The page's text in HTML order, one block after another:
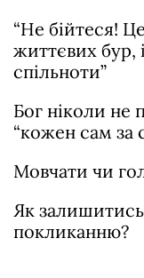
“Не бійтеся!
життєвих бур,
спільноти”
Бог ніколи не
“кожен сам за
Мовчати чи
Як
покликанню?